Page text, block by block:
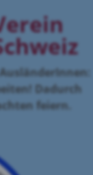
Dadurch
feiern.